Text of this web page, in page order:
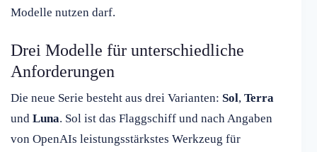
Modelle nutzen darf.
Drei Modelle für unterschiedliche
Anforderungen
Die neue Serie besteht aus drei Varianten: Sol, Terra
und Luna. Sol ist das Flaggschiff und nach Angaben
von OpenAIs leistungsstärkstes Werkzeug für